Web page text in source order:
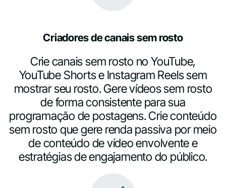
Criadores de canais sem rosto
Crie canais sem rosto no YouTube,
YouTube Shorts e Instagram Reels sem
mostrar seu rosto. Gere vídeos sem rosto
de forma consistente para sua
programação de postagens. Crie conteúdo
sem rosto que gere renda passiva por meio
de conteúdo de vídeo envolvente e
estratégias de engajamento do público.